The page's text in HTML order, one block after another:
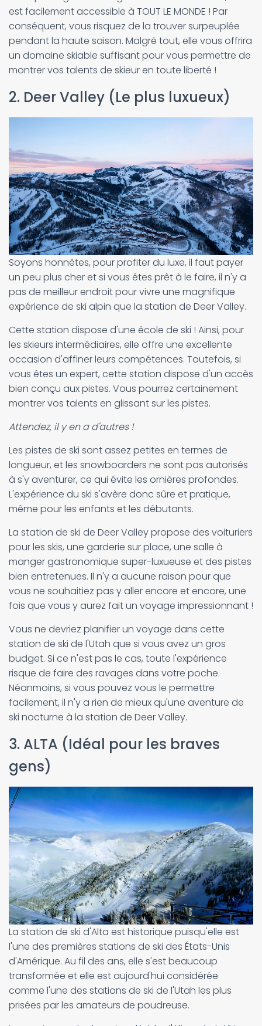
est facilement accessible à TOUT LE MONDE ! Par
conséquent, vous risquez de la trouver surpeuplée
pendant la haute saison. Malgré tout, elle vous offrira
un domaine skiable suffisant pour vous permettre de
montrer vos talents de skieur en toute liberté !
2. Deer Valley (Le plus luxueux)
Soyons honnêtes, pour profiter du luxe, il faut payer
un peu plus cher et si vous êtes prêt à le faire, il n'y a
pas de meilleur endroit pour vivre une magnifique
expérience de ski alpin que la station de Deer Valley.
Cette station dispose d'une école de ski ! Ainsi, pour
les skieurs intermédiaires, elle offre une excellente
occasion d'affiner leurs compétences. Toutefois, si
vous êtes un expert, cette station dispose d'un accès
bien conçu aux pistes. Vous pourrez certainement
montrer vos talents en glissant sur les pistes.
Attendez, il y en a d'autres !
Les pistes de ski sont assez petites en termes de
longueur, et les snowboarders ne sont pas autorisés
à s'y aventurer, ce qui évite les ornières profondes.
L'expérience du ski s'avère donc sûre et pratique,
même pour les enfants et les débutants.
La station de ski de Deer Valley propose des voituriers
pour les skis, une garderie sur place, une salle à
manger gastronomique super-luxueuse et des pistes
bien entretenues. Il n'y a aucune raison pour que
vous ne souhaitiez pas y aller encore et encore, une
fois que vous y aurez fait un voyage impressionnant !
Vous ne devriez planifier un voyage dans cette
station de ski de l'Utah que si vous avez un gros
budget. Si ce n'est pas le cas, toute l'expérience
risque de faire des ravages dans votre poche.
Néanmoins, si vous pouvez vous le permettre
facilement, il n'y a rien de mieux qu'une aventure de
ski nocturne à la station de Deer Valley.
3. ALTA (Idéal pour les braves
gens)
La station de ski d'Alta est historique puisqu'elle est
l'une des premières stations de ski des États-Unis
d'Amérique. Au fil des ans, elle s'est beaucoup
transformée et elle est aujourd'hui considérée
comme l'une des stations de ski de l'Utah les plus
prisées par les amateurs de poudreuse.